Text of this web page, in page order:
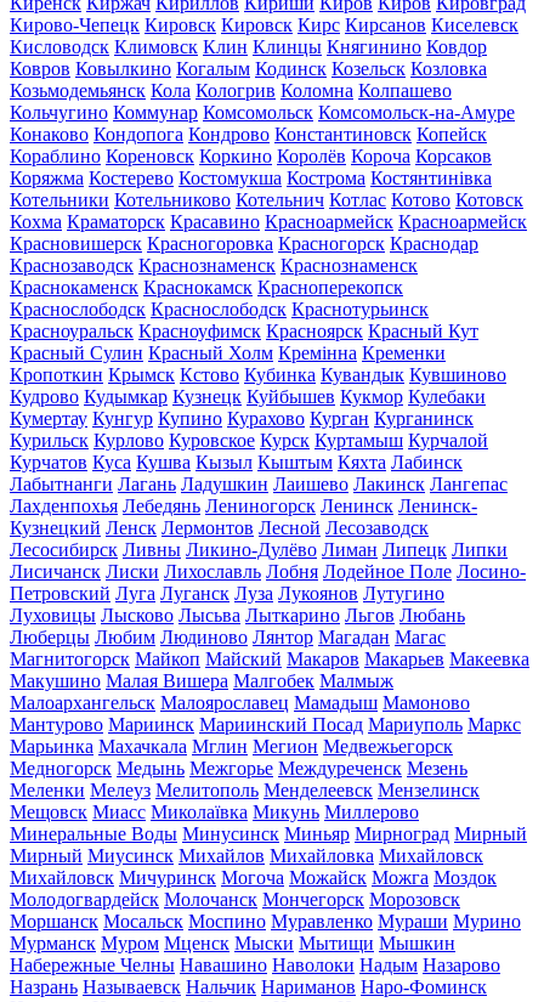
Кирово-Чепецк Кировск Кировск Кирс Кирсанов Киселевск
Кисловодск Климовск Клин Клинцы Княгинино Ковдор
Ковров Ковылкино Когалым Кодинск Козельск Козловка
Козьмодемьянск Кола Кологрив Коломна Колпашево
Кольчугино Коммунар Комсомольск Комсомольск-на-Амуре
Конаково Кондопога Кондрово Константиновск Копейск
Кораблино Кореновск Коркино Королёв Короча Корсаков
Коряжма Костерево Костомукша Кострома Костянтинівка
Котельники Котельниково Котельнич Котлас Котово Котовск
Кохма Краматорск Красавино Красноармейск Красноармейск
Красновишерск Красногоровка Красногорск Краснодар
Краснозаводск Краснознаменск Краснознаменск
Краснокаменск Краснокамск Красноперекопск
Краснослободск Краснослободск Краснотурьинск
Красноуральск Красноуфимск Красноярск Красный Кут
Красный Сулин Красный Холм Кремінна Кременки
Кропоткин Крымск Кстово Кубинка Кувандык Кувшиново
Кудрово Кудымкар Кузнецк Куйбышев Кукмор Кулебаки
Кумертау Кунгур Купино Курахово Курган Курганинск
Курильск Курлово Куровское Курск Куртамыш Курчалой
Курчатов Куса Кушва Кызыл Кыштым Кяхта Лабинск
Лабытнанги Лагань Ладушкин Лаишево Лакинск Лангепас
Лахденпохья Лебедянь Лениногорск Ленинск Ленинск-
Кузнецкий Ленск Лермонтов Лесной Лесозаводск
Лесосибирск Ливны Ликино-Дулёво Лиман Липецк Липки
Лисичанск Лиски Лихославль Лобня Лодейное Поле Лосино-
Петровский Луга Луганск Луза Лукоянов Лутугино
Луховицы Лысково Лысьва Лыткарино Льгов Любань
Люберцы Любим Людиново Лянтор Магадан Магас
Магнитогорск Майкоп Майский Макаров Макарьев Макеевка
Макушино Малая Вишера Малгобек Малмыж
Малоархангельск Малоярославец Мамадыш Мамоново
Мантурово Мариинск Мариинский Посад Мариуполь Маркс
Марьинка Махачкала Мглин Мегион Медвежьегорск
Медногорск Медынь Межгорье Междуреченск Мезень
Меленки Мелеуз Мелитополь Менделеевск Мензелинск
Мещовск Миасс Миколаївка Микунь Миллерово
Минеральные Воды Минусинск Миньяр Мирноград Мирный
Мирный Миусинск Михайлов Михайловка Михайловск
Михайловск Мичуринск Могоча Можайск Можга Моздок
Молодогвардейск Молочанск Мончегорск Морозовск
Моршанск Мосальск Моспино Муравленко Мураши Мурино
Мурманск Муром Мценск Мыски Мытищи Мышкин
Набережные Челны Навашино Наволоки Надым Назарово
Назрань Называевск Нальчик Нариманов Наро-Фоминск